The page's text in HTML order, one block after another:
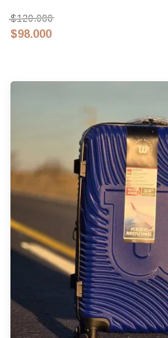
$120.000
$98.000